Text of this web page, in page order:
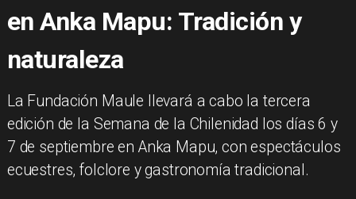
en Anka Mapu: Tradición y
naturaleza
La Fundación Maule llevará a cabo la tercera
edición de la Semana de la Chilenidad los días 6 y
7 de septiembre en Anka Mapu, con espectáculos
ecuestres, folclore y gastronomía tradicional.